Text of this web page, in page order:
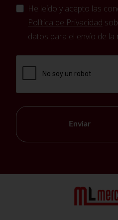
He leído y acepto las
Política de Privacidad
datos para el envío de la
Enviar